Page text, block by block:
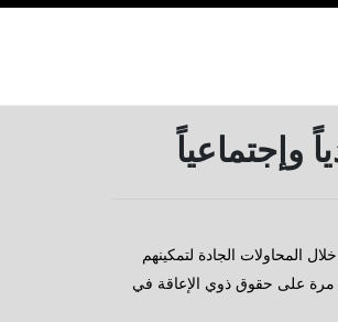
وإجتماعياً
المحاولات الجادة لتمكينهم
وتابعت في تصريحات خاصة لـ"نيوزروم": في دستور ٢٠١٤ نص لأول مرة على حقوق ذوي الإعاقة في